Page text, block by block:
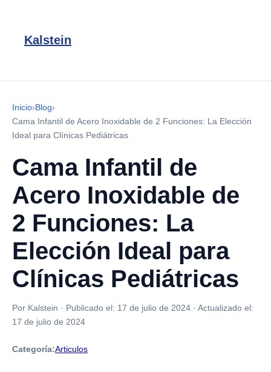
Kalstein
Inicio›Blog›
Cama Infantil de Acero Inoxidable de 2 Funciones: La Elección
Ideal para Clínicas Pediátricas
Cama Infantil de
Acero Inoxidable de
2 Funciones: La
Elección Ideal para
Clínicas Pediátricas
Por Kalstein · Publicado el: 17 de julio de 2024 · Actualizado el:
17 de julio de 2024
Categoría:Articulos